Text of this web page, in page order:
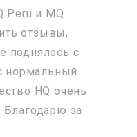
Peru и MQ
отзывы,
поднялось с
нормальный.
HQ очень
Благодарю за